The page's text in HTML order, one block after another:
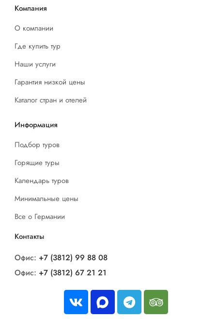
Компания
О компании
Где купить тур
Наши услуги
Гарантия низкой цены
Каталог стран и отелей
Информация
Подбор туров
Горящие туры
Календарь туров
Минимальные цены
Все о Германии
Контакты
Офис: +7 (3812) 99 88 08
Офис: +7 (3812) 67 21 21